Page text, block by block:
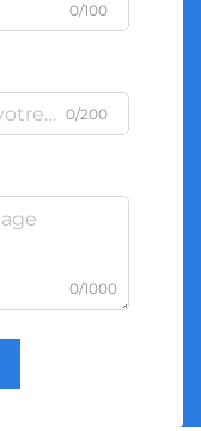
0/100
0/200
0/1000